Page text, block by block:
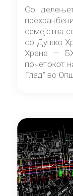
Со
семејства
со Душко
Храна –
почетокот
Глад“ во